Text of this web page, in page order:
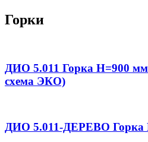
Горки
ДИО 5.011 Горка Н=900
схема ЭКО)
ДИО 5.011-ДЕРЕВО Горка